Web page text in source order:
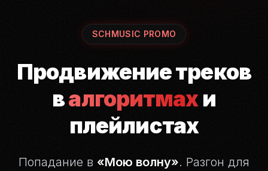
SCHMUSIC PROMO
Продвижение треков
валгоритмахи
плейлистах
Попадание в «Мою волну». Разгон для